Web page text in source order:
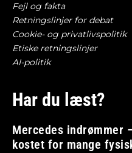
Fejl og fakta
Retningslinjer for debat
Cookie- og privatlivspolitik
Etiske retningslinjer
AI-politik
Har du læst?
Mercedes indrømmer
kostet for mange